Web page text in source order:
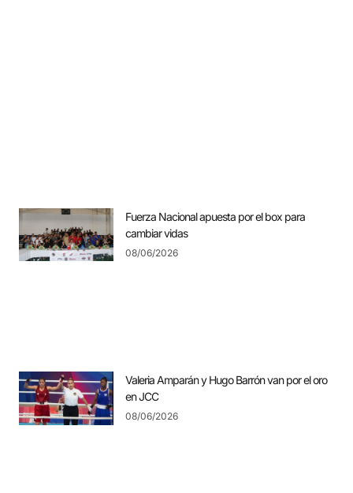
Fuerza Nacional apuesta por el box para
cambiar vidas
08/06/2026
Valeria Amparán y Hugo Barrón van por el oro
en JCC
08/06/2026